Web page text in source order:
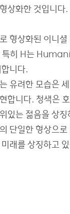
상화한 것입니다.
형상화된 이니
특히 H는
니다.
유려한 모습은
합니다. 청색은
있는 젊음을 상
단일한 형상으
래를 상징하고